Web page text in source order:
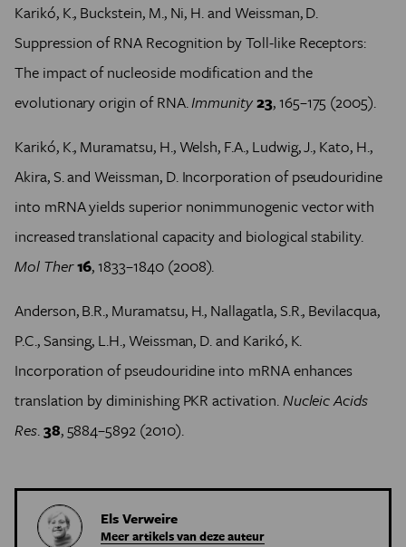
vicepresident en later senior vicepresident bij BioNTech
Universiteit van Szeged en adjunct professor aan de
Perelman School of Medicine van de Universiteit van
Pennsylvania.
School en deed postdoctoraal onderzoek aan de
National Institutes of Health. In 1997 richtte Weissman
zijn onderzoeksgroep op aan de Perelman School of
Medicine van de Universiteit van Pennsylvania. Hij is
professor in vaccinonderzoek en directeur van het
Karikó, K., Buckstein, M., Ni, H. and Weissman, D.
Suppression of RNA Recognition by Toll-like Receptors:
The impact of nucleoside modification and the
evolutionary origin of RNA.Immunity23, 165–175 (2005).
Karikó, K., Muramatsu, H., Welsh, F.A., Ludwig, J., Kato, H.,
Akira, S. and Weissman, D. Incorporation of pseudouridine
into mRNA yields superior nonimmunogenic vector with
increased translational capacity and biological stability.
Mol Ther16, 1833–1840 (2008).
Anderson, B.R., Muramatsu, H., Nallagatla, S.R., Bevilacqua,
P.C., Sansing, L.H., Weissman, D. and Karikó, K.
Incorporation of pseudouridine into mRNA enhances
translation by diminishing PKR activation.Nucleic Acids
Res.38, 5884–5892 (2010).
Els Verweire
Meer artikels van deze auteur